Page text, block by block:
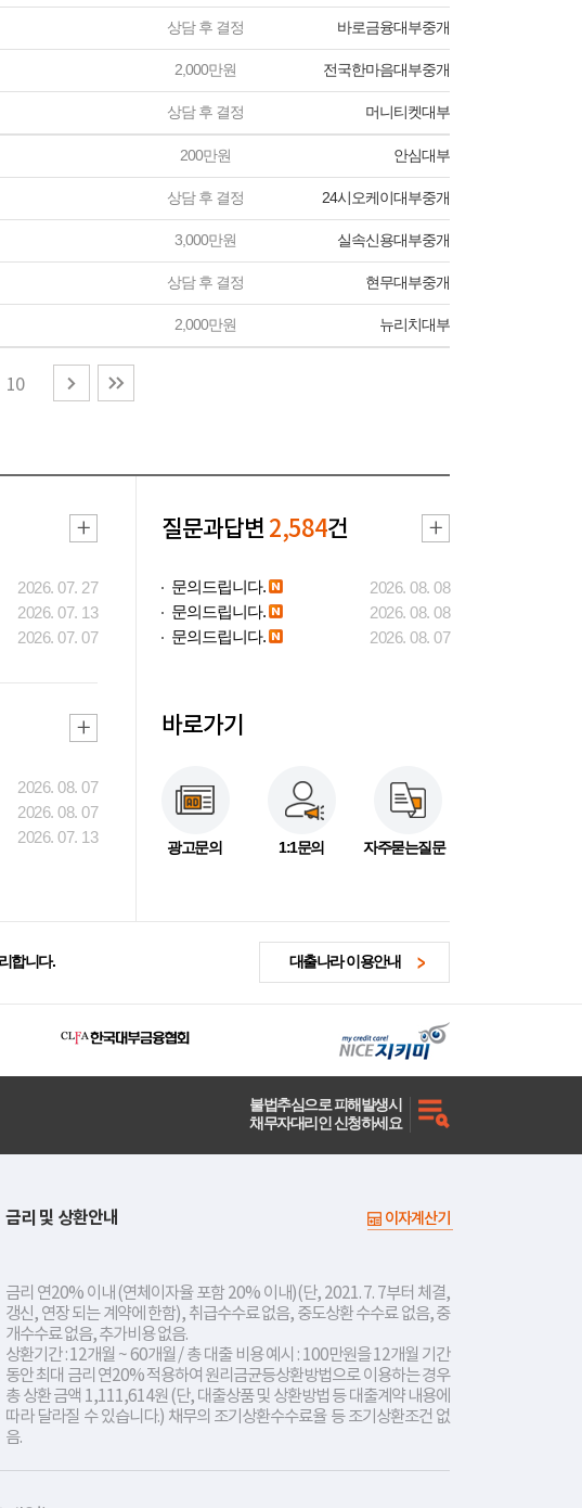
상담 후 결정 바로금융대부중개
2,000만원 전국한마음대부중개
상담 후 결정 머니티켓대부
200만원 안심대부
상담 후 결정 24시오케이대부중개
3,000만원 실속신용대부중개
상담 후 결정 현무대부중개
2,000만원 뉴리치대부
10
2026. 07. 27
2026. 07. 13
2026. 07. 07
2026. 08. 07
2026. 08. 07
2026. 07. 13
질문과답변 2,584건
문의드립니다.
2026. 08. 08
문의드립니다.
2026. 08. 08
문의드립니다.
2026. 08. 07
바로가기
광고문의 1:1문의 자주묻는질문
합니다. 대출나라 이용안내
불법추심으로 피해발생시
채무자대리인 신청하세요
금리 및 상환안내 이자계산기
금리 연20% 이내 (연체이자율 포함 20% 이내)(단, 2021. 7. 7부터 체결,
갱신, 연장 되는 계약에 한함), 취급수수료 없음, 중도상환 수수료 없음, 중
개수수료 없음, 추가비용 없음.
상환기간 : 12개월 ~ 60개월 / 총 대출 비용 예시 : 100만원을 12개월 기간
동안 최대 금리 연20% 적용하여 원리금균등상환방법으로 이용하는 경우
총 상환 금액 1,111,614원 (단, 대출상품 및 상환방법 등 대출계약 내용에
따라 달라질 수 있습니다.) 채무의 조기상환수수료율 등 조기상환조건 없
음.